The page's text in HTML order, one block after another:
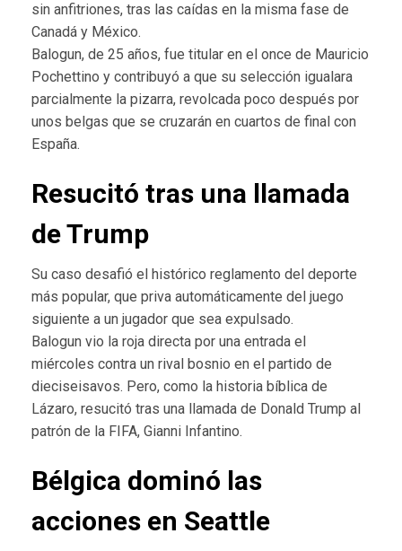
sin anfitriones, tras las caídas en la misma fase de
Canadá y México.
Balogun, de 25 años, fue titular en el once de Mauricio
Pochettino y contribuyó a que su selección igualara
parcialmente la pizarra, revolcada poco después por
unos belgas que se cruzarán en cuartos de final con
España.
Resucitó tras una llamada
de Trump
Su caso desafió el histórico reglamento del deporte
más popular, que priva automáticamente del juego
siguiente a un jugador que sea expulsado.
Balogun vio la roja directa por una entrada el
miércoles contra un rival bosnio en el partido de
dieciseisavos. Pero, como la historia bíblica de
Lázaro, resucitó tras una llamada de Donald Trump al
patrón de la FIFA, Gianni Infantino.
Bélgica dominó las
acciones en Seattle